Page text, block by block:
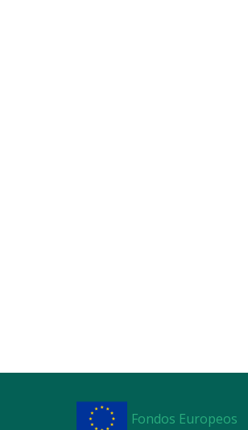
Fondos Europeos